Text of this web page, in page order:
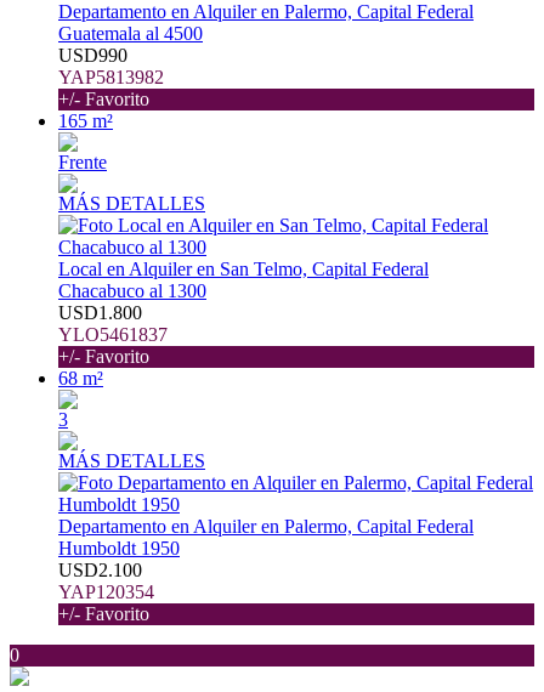
Departamento en Alquiler en Palermo, Capital Federal
Guatemala al 4500
USD990
YAP5813982
+/- Favorito
165 m²
Frente
MÁS DETALLES
Local en Alquiler en San Telmo, Capital Federal
Chacabuco al 1300
USD1.800
YLO5461837
+/- Favorito
68 m²
3
MÁS DETALLES
Departamento en Alquiler en Palermo, Capital Federal
Humboldt 1950
USD2.100
YAP120354
+/- Favorito
0